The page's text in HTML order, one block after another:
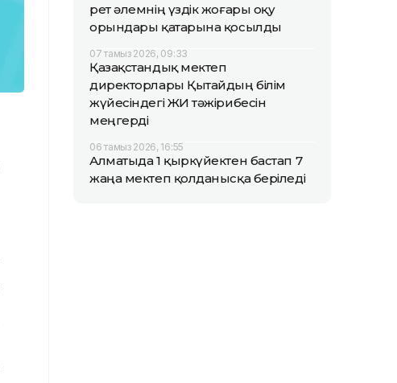
рет әлемнің үздік жоғары оқу
орындары қатарына қосылды
07 тамыз 2026, 09:33
Қазақстандық мектеп
директорлары Қытайдың білім
жүйесіндегі ЖИ тәжірибесін
меңгерді
06 тамыз 2026, 16:55
Алматыда 1 қыркүйектен бастап 7
жаңа мектеп қолданысқа беріледі